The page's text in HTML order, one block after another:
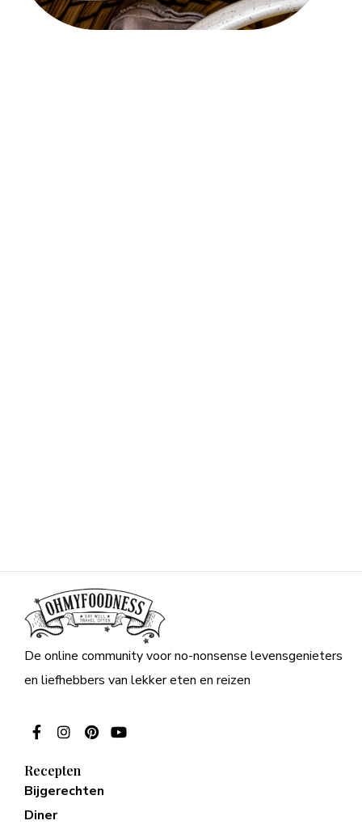
De online community voor no-nonsense levensgenieters
en liefhebbers van lekker eten en reizen
Recepten
Bijgerechten
Diner